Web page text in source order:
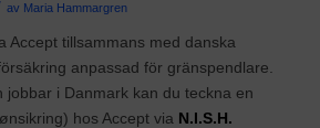
av Maria Hammargren
Accept tillsammans med danska
anpassad för gränspendlare.
jobbar i Danmark kan du teckna en
hos Accept via N.I.S.H.